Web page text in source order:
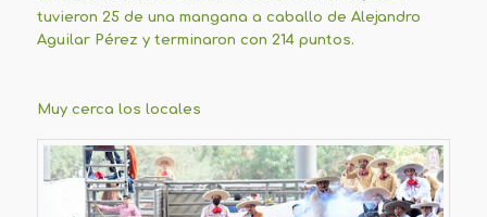
tuvieron 25 de una mangana a caballo de Alejandro
Aguilar Pérez y terminaron con 214 puntos.
Muy cerca los locales